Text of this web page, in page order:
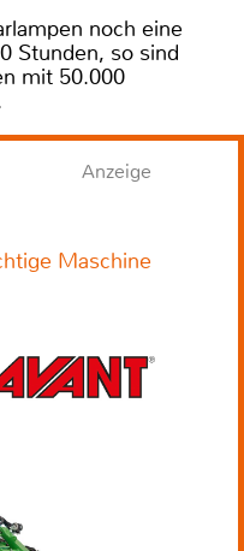
noch eine
Stunden, so sind
mit 50.000
Anzeige
Maschine